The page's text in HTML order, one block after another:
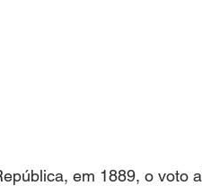
em 1889, o voto